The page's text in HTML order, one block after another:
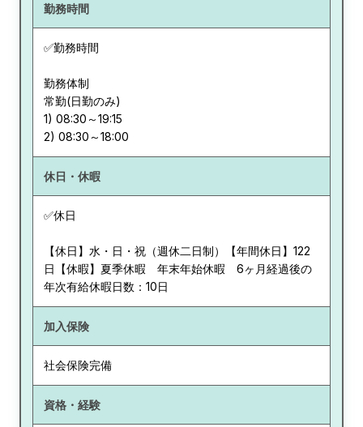
勤務時間
✅勤務時間
勤務体制
常勤(日勤のみ)
1) 08:30～19:15
休日・休暇
✅休日
【休日】水・日・祝（週休二日制）【年間休日】122
日【休暇】夏季休暇 年末年始休暇 6ヶ月経過後の
年次有給休暇日数：10日
加入保険
社会保険完備
資格・経験